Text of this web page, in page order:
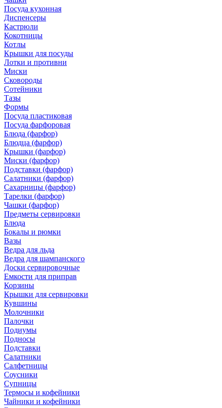
Посуда кухонная
Диспенсеры
Кастрюли
Кокотницы
Котлы
Крышки для посуды
Лотки и противни
Миски
Сковороды
Сотейники
Тазы
Формы
Посуда пластиковая
Посуда фарфоровая
Блюда (фарфор)
Блюдца (фарфор)
Крышки (фарфор)
Миски (фарфор)
Подставки (фарфор)
Салатники (фарфор)
Сахарницы (фарфор)
Тарелки (фарфор)
Чашки (фарфор)
Предметы сервировки
Блюда
Бокалы и рюмки
Вазы
Ведра для льда
Ведра для шампанского
Доски сервировочные
Емкости для приправ
Корзины
Крышки для сервировки
Кувшины
Молочники
Палочки
Подиумы
Подносы
Подставки
Салатники
Салфетницы
Соусники
Супницы
Термосы и кофейники
Чайники и кофейники